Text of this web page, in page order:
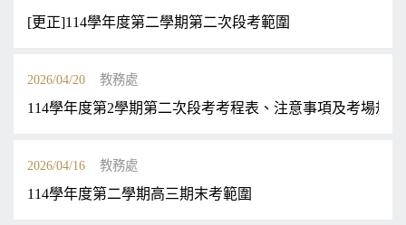
[更正]114學年度第二學期第二次段考範圍
2026/04/20 教務處
114學年度第2學期第二次段考考程表、注意事項及考場規則
2026/04/16 教務處
114學年度第二學期高三期末考範圍